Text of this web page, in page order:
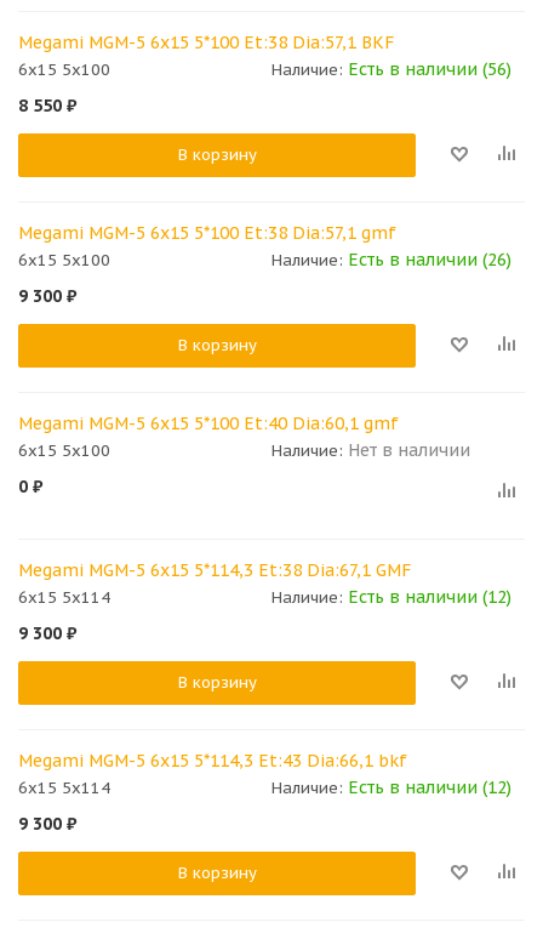
Megami MGM-5 6x15 5*100 Et:38 Dia:57,1 BKF
6x15 5x100 Наличие: Есть в наличии (56)
8 550 ₽
В корзину
Megami MGM-5 6x15 5*100 Et:38 Dia:57,1 gmf
6x15 5x100 Наличие: Есть в наличии (26)
9 300 ₽
В корзину
Megami MGM-5 6x15 5*100 Et:40 Dia:60,1 gmf
6x15 5x100 Наличие: Нет в наличии
0 ₽
Megami MGM-5 6x15 5*114,3 Et:38 Dia:67,1 GMF
6x15 5x114 Наличие: Есть в наличии (12)
9 300 ₽
В корзину
Megami MGM-5 6x15 5*114,3 Et:43 Dia:66,1 bkf
6x15 5x114 Наличие: Есть в наличии (12)
9 300 ₽
В корзину